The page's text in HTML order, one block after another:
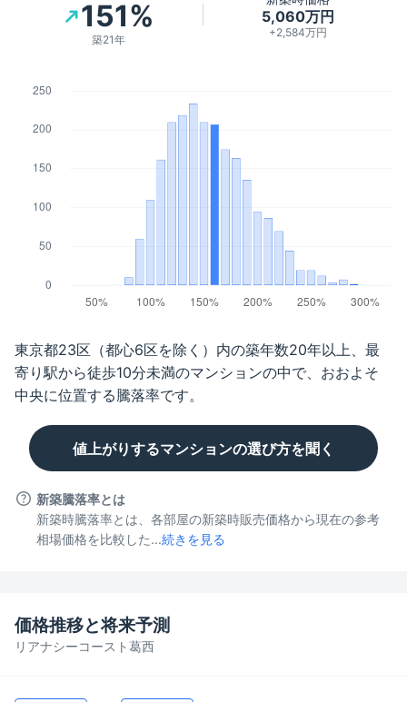
151%
築21年
5,060万円
+2,584万円
東京都23区（都心6区を除く） 内の築年数20年以上 、最
寄り駅から徒歩10分未満のマンションの中で、おおよそ
中央に位置する騰落率です。
値上がりするマンションの選び方を聞く
新築騰落率とは
新築時騰落率とは、各部屋の新築時販売価格から現在の参考
相場価格を比較した...続きを見る
リアナシーコースト葛西
価格推移と将来予測